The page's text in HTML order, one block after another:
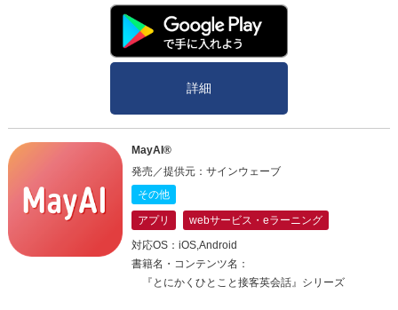
詳細
MayAI®
発売／提供元：サインウェーブ
その他
アプリ
webサービス・eラーニング
対応OS：iOS,Android
書籍名・コンテンツ名：
『とにかくひとこと接客英会話』シリーズ